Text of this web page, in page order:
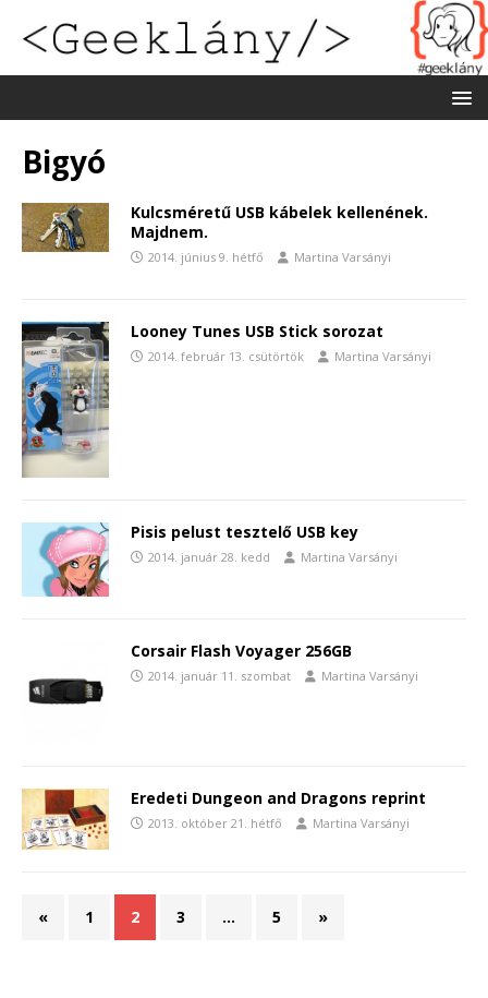
Bigyó
Kulcsméretű USB kábelek kellenének.
Majdnem.
2014. június 9. hétfő Martina Varsányi
Looney Tunes USB Stick sorozat
2014. február 13. csütörtök Martina Varsányi
Pisis pelust tesztelő USB key
2014. január 28. kedd Martina Varsányi
Corsair Flash Voyager 256GB
2014. január 11. szombat Martina Varsányi
Eredeti Dungeon and Dragons reprint
2013. október 21. hétfő Martina Varsányi
« 1 2 3 … 5 »